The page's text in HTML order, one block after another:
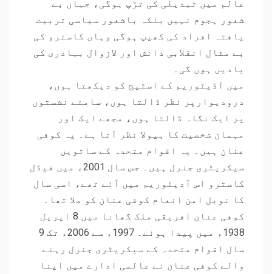
عالم میں تبدیلی کی تڑپ ہوگی، جہاں بے
شعور ہجوم نہیں بلکہ باشعور سیاسی تربیت
یافتہ افراد کی کھیپ ہوگی وہاں کاسترو کی
بے مثال انقلابی دانش اور لازوال بہادری کی
یادیں ہوں گی۔
میں آڈیٹوریم کے اسٹیج کو دیکھتا ہوں،
درودیوارپر نظر ڈالتا ہوں، سامنے نشستوں
پر ایک نگاہ ڈالتا ہوں، مجھے ایک اور
مہمان شخصیت کا ہیولا نظر آتا ہے۔ یہ کوفی
عنان ہیں۔ یہ اقوام متحدہ کے ساتویں
سیکریٹری جنرل ہیں۔ جس سال 2001ء میں فیڈل
کاسترو اس آدیٹوریم میں آئے تھے، اسی سال
کا نوبل امن انعام کوفی عنان کو ملا تھا۔
کوفی عنان افریقی ملک گھانا میں 8 اپریل
1938ء میں پیدا ہوئے۔ 1997ء سے 2006ء تک 9
سال اقوام متحدہ کے سیکریٹری جنرل رہنے
والے کوفی عنان نے عالمی ادارے میں اپنا